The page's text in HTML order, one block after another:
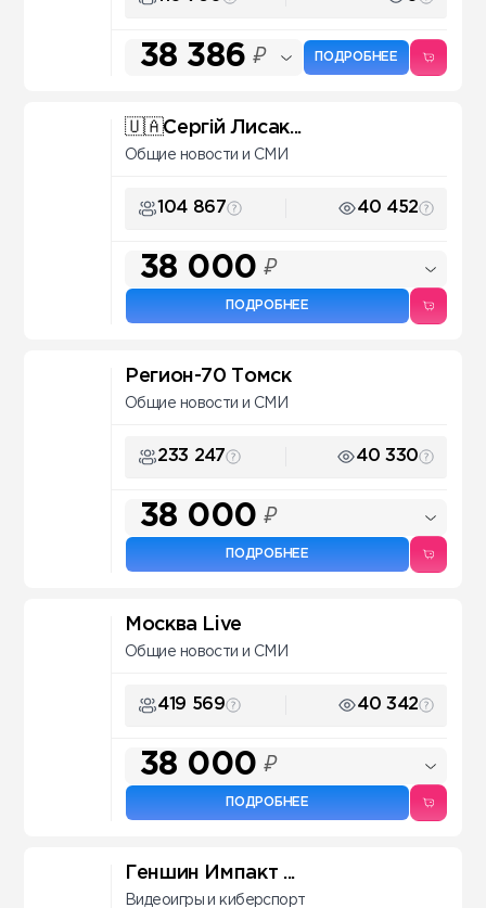
38 386 ₽ ПОДРОБНЕЕ
🇺🇦Сергій Лисак...
Общие новости и СМИ
104 867 40 452
38 000 ₽
ПОДРОБНЕЕ
Регион-70 Томск
Общие новости и СМИ
233 247 40 330
38 000 ₽
ПОДРОБНЕЕ
Москва Live
Общие новости и СМИ
419 569 40 342
38 000 ₽
ПОДРОБНЕЕ
Геншин Импакт ...
Видеоигры и киберспорт